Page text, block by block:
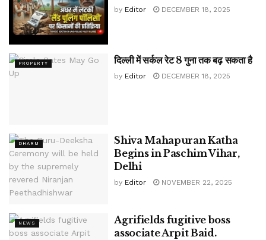
by Editor DECEMBER 18, 2025
PROPERTY दिल्ली में सर्कल रेट 8 गुना तक बढ़ सकता है
by Editor DECEMBER 18, 2025
DHARM
Shiva Mahapuran Katha
Begins in Paschim Vihar,
Delhi
by Editor NOVEMBER 22, 2025
NEWS
Agrifields fugitive boss
associate Arpit Baid.